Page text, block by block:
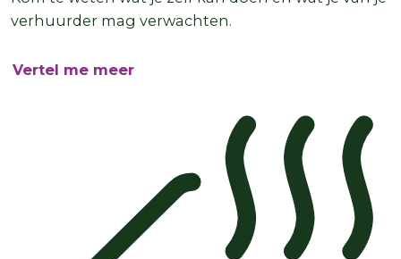
verhuurder mag verwachten.
Vertel me meer